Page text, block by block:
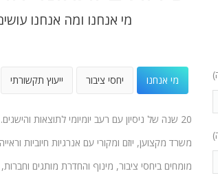
מי אנחנו ומה אנחנו
מי אנחנו יחסי ציבור ייעוץ תקשורתי
20 שנה של ניסיון עם רעב יומיומי לתוצאות והישגים.
משרד מקצוען, יוזם ומקורי עם אנרגיות חיוביות
מומחים ביחסי ציבור, מינוף והחדרת מותגים וחברות,